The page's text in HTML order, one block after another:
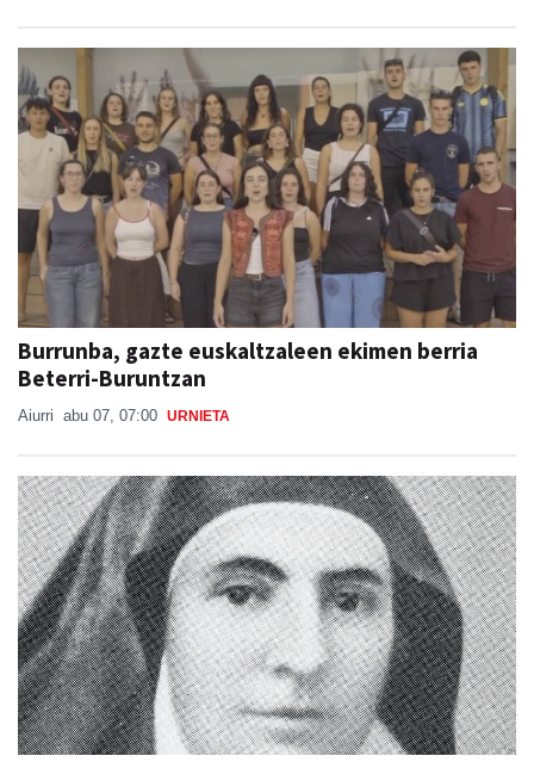
Burrunba, gazte euskaltzaleen ekimen berria
Beterri-Buruntzan
Aiurri abu 07, 07:00 URNIETA